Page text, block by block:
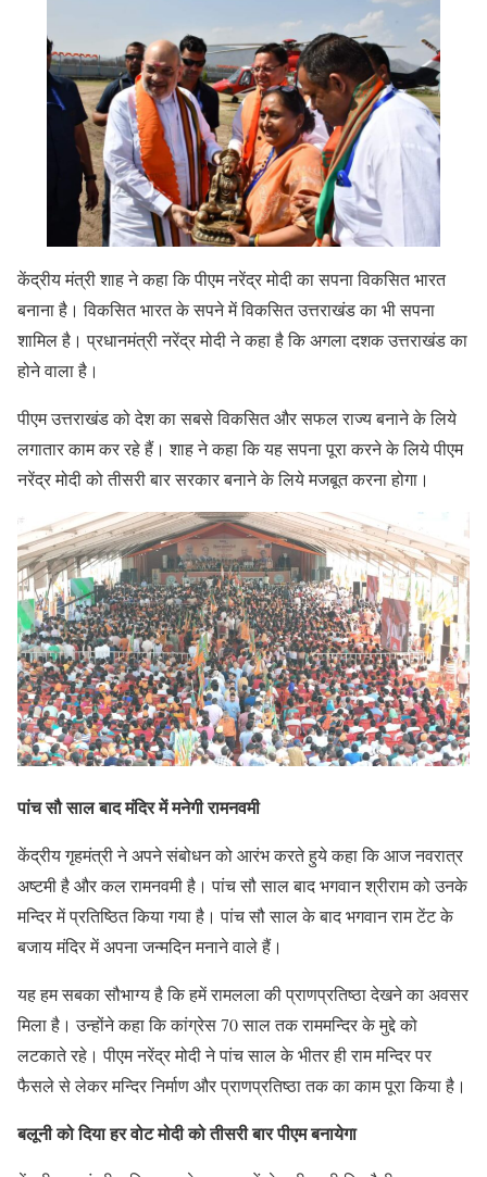
केंद्रीय मंत्री शाह ने कहा कि पीएम नरेंद्र मोदी का सपना विकसित भारत
बनाना है। विकसित भारत के सपने में विकसित उत्तराखंड का भी सपना
शामिल है। प्रधानमंत्री नरेंद्र मोदी ने कहा है कि अगला दशक उत्तराखंड का
होने वाला है।
पीएम उत्तराखंड को देश का सबसे विकसित और सफल राज्य बनाने के लिये
लगातार काम कर रहे हैं। शाह ने कहा कि यह सपना पूरा करने के लिये पीएम
नरेंद्र मोदी को तीसरी बार सरकार बनाने के लिये मजबूत करना होगा।
पांच सौ साल बाद मंदिर में मनेगी रामनवमी
केंद्रीय गृहमंत्री ने अपने संबोधन को आरंभ करते हुये कहा कि आज नवरात्र
अष्टमी है और कल रामनवमी है। पांच सौ साल बाद भगवान श्रीराम को उनके
मन्दिर में प्रतिष्ठित किया गया है। पांच सौ साल के बाद भगवान राम टेंट के
बजाय मंदिर में अपना जन्मदिन मनाने वाले हैं।
यह हम सबका सौभाग्य है कि हमें रामलला की प्राणप्रतिष्ठा देखने का अवसर
मिला है। उन्होंने कहा कि कांग्रेस 70 साल तक राममन्दिर के मुद्दे को
लटकाते रहे। पीएम नरेंद्र मोदी ने पांच साल के भीतर ही राम मन्दिर पर
फैसले से लेकर मन्दिर निर्माण और प्राणप्रतिष्ठा तक का काम पूरा किया है।
बलूनी को दिया हर वोट मोदी को तीसरी बार पीएम बनायेगा